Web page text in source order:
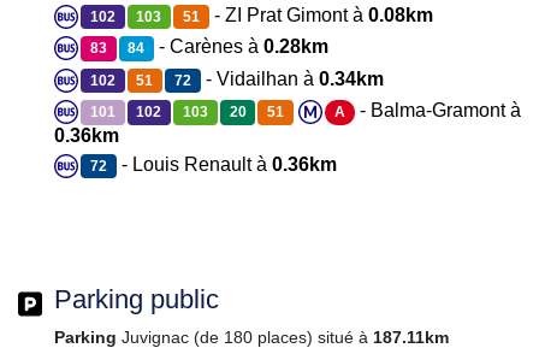
102 103 51 - ZI Prat Gimont à 0.08km
83 84 - Carènes à0.28km
102 51 72 - Vidailhan à 0.34km
101 102 103 20 51 A - Balma-Gramont à
0.36km
72 - Louis Renault à 0.36km
Parking public
Parking Juvignac (de 180 places) situé à 187.11km